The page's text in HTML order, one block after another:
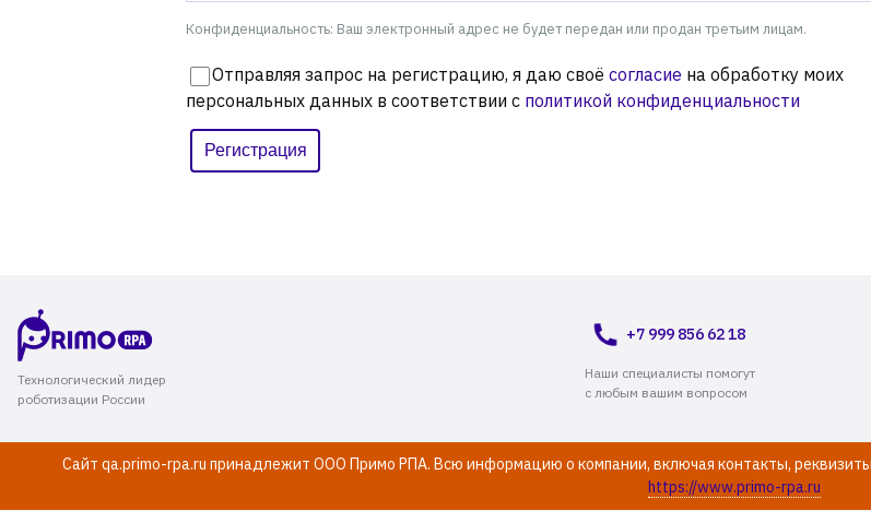
Конфиденциальность: Ваш электронный адрес не будет передан или продан третьим лицам.
Отправляя запрос на регистрацию, я даю своё согласие на обработку моих
персональных данных в соответствии с политикой конфиденциальности
Технологический лидер
роботизации России
+7 999 856 62 18
Наши специалисты помогут
с любым вашим вопросом
Сайт qa.primo-rpa.ru принадлежит ООО Примо РПА. Всю информацию о компании, включая контакты,
https://www.primo-rpa.ru